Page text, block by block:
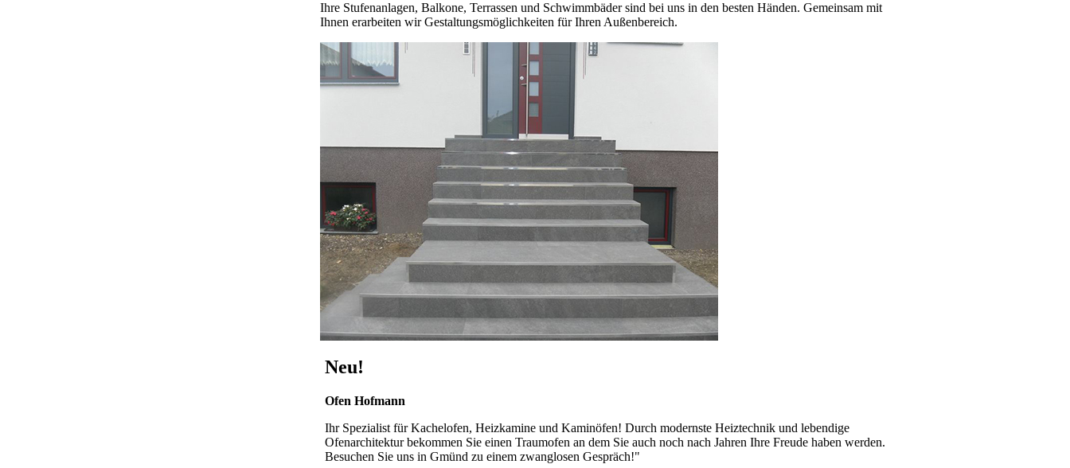
Ihre Stufenanlagen, Balkone, Terrassen und Schwimmbäder sind bei uns in den besten Händen. Gemeinsam mit
Ihnen erarbeiten wir Gestaltungsmöglichkeiten für Ihren Außenbereich.
Neu!
Ofen Hofmann
Ihr Spezialist für Kachelofen, Heizkamine und Kaminöfen! Durch modernste Heiztechnik und lebendige
Ofenarchitektur bekommen Sie einen Traumofen an dem Sie auch noch nach Jahren Ihre Freude haben werden.
Besuchen Sie uns in Gmünd zu einem zwanglosen Gespräch!"